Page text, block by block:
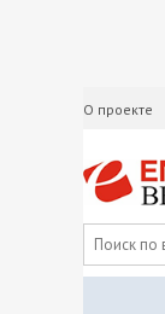
О проекте